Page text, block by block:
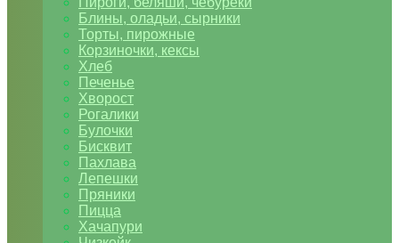
Блины, оладьи, сырники
Торты, пирожные
Корзиночки, кексы
Хлеб
Печенье
Хворост
Рогалики
Булочки
Бисквит
Пахлава
Лепешки
Пряники
Пицца
Хачапури